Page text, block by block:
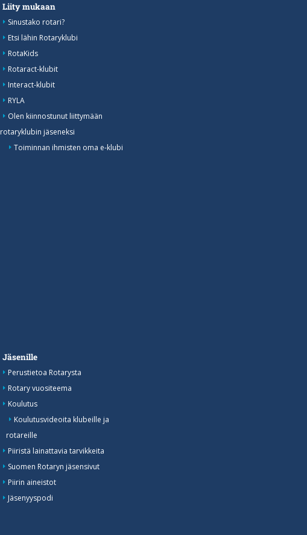
Liity mukaan
Sinustako rotari?
Etsi lähin Rotaryklubi
RotaKids
Rotaract-klubit
Interact-klubit
RYLA
Olen kiinnostunut liittymään
rotaryklubin jäseneksi
Toiminnan ihmisten oma e-klubi
Jäsenille
Perustietoa Rotarysta
Rotary vuositeema
Koulutus
Koulutusvideoita klubeille ja
rotareille
Piiristä lainattavia tarvikkeita
Suomen Rotaryn jäsensivut
Piirin aineistot
Jäsenyyspodi